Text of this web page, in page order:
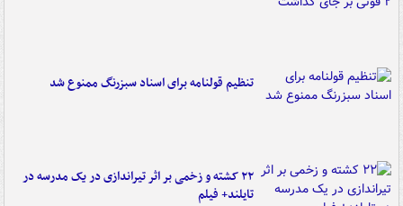
تنظیم قولنامه برای اسناد سبزرنگ ممنوع شد
۲۲ کشته و زخمی بر اثر تیراندازی در یک مدرسه در
تایلند+ فیلم